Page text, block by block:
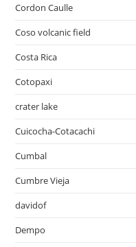
Cordon Caulle
Coso volcanic field
Costa Rica
Cotopaxi
crater lake
Cuicocha-Cotacachi
Cumbal
Cumbre Vieja
davidof
Dempo